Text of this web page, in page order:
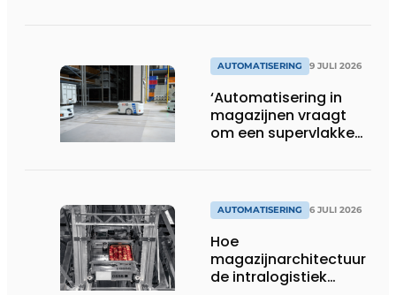
AUTOMATISERING 9 JULI 2026
‘Automatisering in
magazijnen vraagt
om een supervlakke
AUTOMATISERING 6 JULI 2026
Hoe
magazijnarchitectuur
de intralogistiek